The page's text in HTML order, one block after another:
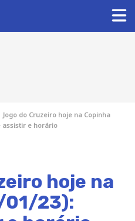
Jogo do Cruzeiro hoje na Copinha
assistir e horário
hoje na
01/23):